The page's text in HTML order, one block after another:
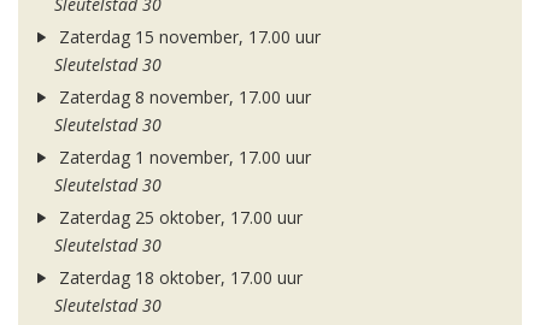
Sleutelstad 30
Zaterdag 15 november, 17.00 uur
Sleutelstad 30
Zaterdag 8 november, 17.00 uur
Sleutelstad 30
Zaterdag 1 november, 17.00 uur
Sleutelstad 30
Zaterdag 25 oktober, 17.00 uur
Sleutelstad 30
Zaterdag 18 oktober, 17.00 uur
Sleutelstad 30